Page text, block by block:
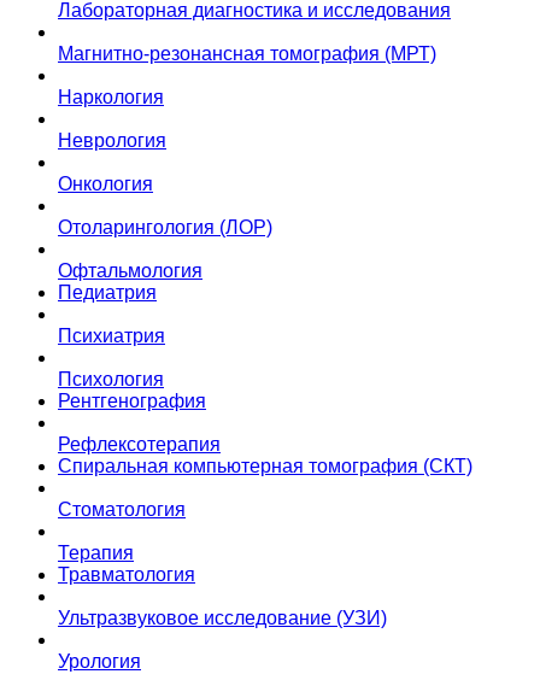
Лабораторная диагностика и исследования
Магнитно-резонансная томография (МРТ)
Наркология
Неврология
Онкология
Отоларингология (ЛОР)
Офтальмология
Педиатрия
Психиатрия
Психология
Рентгенография
Рефлексотерапия
Спиральная компьютерная томография (СКТ)
Стоматология
Терапия
Травматология
Ультразвуковое исследование (УЗИ)
Урология